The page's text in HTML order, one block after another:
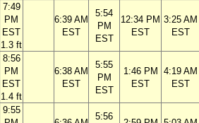
7:49
PM
EST
1.3 ft
6:39 AM
EST
5:54
PM
EST
12:34 PM
EST
3:25 AM
EST
8:56
PM
EST
1.4 ft
6:38 AM
EST
5:55
PM
EST
1:46 PM
EST
4:19 AM
EST
9:55
5:56